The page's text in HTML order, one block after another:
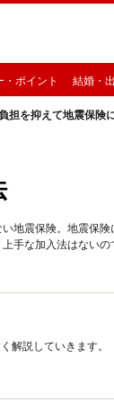
ポイント 結婚・
担を抑えて地震保険
地震保険。地震保
手な加入法はない
解説していきます。